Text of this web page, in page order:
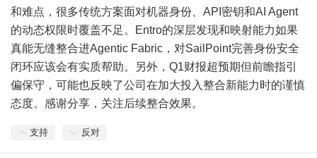
和难点，很多传统方案面对机器身份、API密钥和AI Agent
的动态权限时覆盖不足。Entro的深层发现和映射能力如果
真能无缝整合进Agentic Fabric，对SailPoint完善身份安全
闭环应该会有实质帮助。另外，Q1财报超预期但前瞻指引
偏保守，可能也反映了公司在加大投入整合新能力时的谨慎
态度。感谢分享，关注后续整合效果。
支持 反对